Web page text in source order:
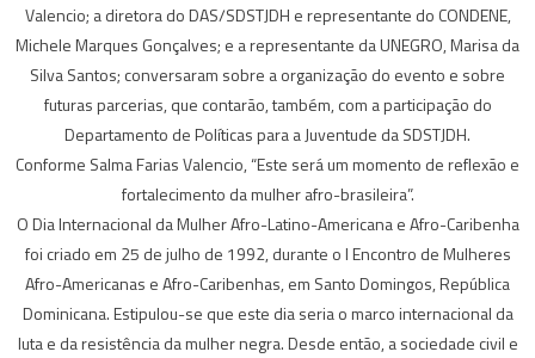
Valencio; a diretora do DAS/SDSTJDH e representante do CONDENE,
Michele Marques Gonçalves; e a representante da UNEGRO, Marisa da
Silva Santos; conversaram sobre a organização do evento e sobre
futuras parcerias, que contarão, também, com a participação do
Departamento de Políticas para a Juventude da SDSTJDH.
Conforme Salma Farias Valencio, “Este será um momento de reflexão e
fortalecimento da mulher afro-brasileira”.
O Dia Internacional da Mulher Afro-Latino-Americana e Afro-Caribenha
foi criado em 25 de julho de 1992, durante o I Encontro de Mulheres
Afro-Americanas e Afro-Caribenhas, em Santo Domingos, República
Dominicana. Estipulou-se que este dia seria o marco internacional da
luta e da resistência da mulher negra. Desde então, a sociedade civil e